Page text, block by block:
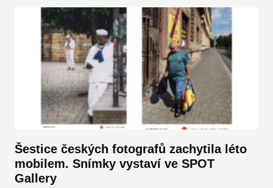
Šestice českých fotografů zachytila léto
mobilem. Snímky vystaví ve SPOT
Gallery